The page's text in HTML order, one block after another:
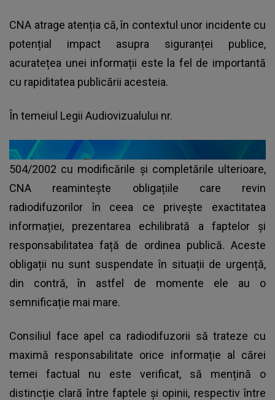
CNA atrage atenția că, în contextul unor incidente cu
potențial impact asupra siguranței publice,
acuratețea unei informații este la fel de importantă
cu rapiditatea publicării acesteia.
În temeiul Legii Audiovizualului nr.
504/2002 cu modificările și completările ulterioare,
CNA reamintește obligațiile care revin
radiodifuzorilor în ceea ce privește exactitatea
informației, prezentarea echilibrată a faptelor și
responsabilitatea față de ordinea publică. Aceste
obligații nu sunt suspendate în situații de urgență,
din contră, în astfel de momente ele au o
semnificație mai mare.
Consiliul face apel ca radiodifuzorii să trateze cu
maximă responsabilitate orice informație al cărei
temei factual nu este verificat, să mențină o
distincție clară între faptele și opinii, respectiv între